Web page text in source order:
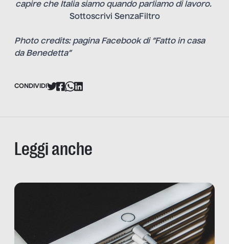
capire che Italia siamo quando parliamo di lavoro.
Sottoscrivi SenzaFiltro
Photo credits: pagina Facebook di “Fatto in casa
da Benedetta”
CONDIVIDI
Leggi anche